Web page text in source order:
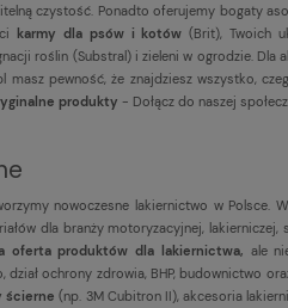
czystość. Ponadto oferujemy bogaty
karmy dla psów i kotów(Brit), Twoich
roślin (Substral) i zieleni w ogrodzie.
masz pewność, że znajdziesz wszystko,
produkty - Dołącz do naszej
nowoczesne lakiernictwo w Polsce.
dla branży motoryzacyjnej, lakierniczej,
oferta produktów dla lakiernictwa, ale
ochrony zdrowia, BHP, budownictwo
ścierne(np. 3M Cubitron II), akcesoria